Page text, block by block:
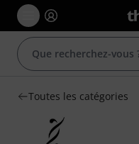
Toutes les catégories